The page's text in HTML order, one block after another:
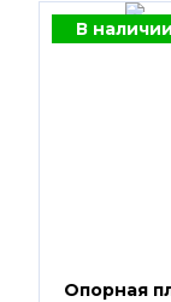
В наличии
Опорная